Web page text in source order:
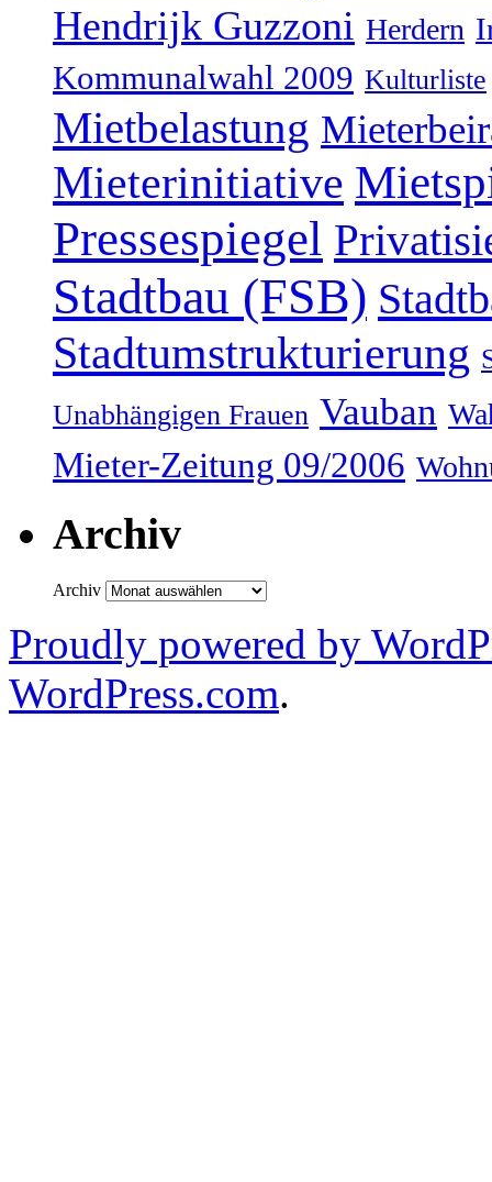
Hendrijk Guzzoni Herdern
Kommunalwahl 2009 Kulturliste
Mietbelastung
Mieterinitiative
Pressespiegel
Stadtbau (FSB)
Stadtumstrukturierung
Unabhängigen Frauen Vauban
Mieter-Zeitung 09/2006
Archiv
Archiv
Proudly powered by
WordPress.com.